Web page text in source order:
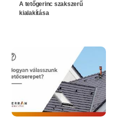
A tetőgerinc szakszerű
kialakítása